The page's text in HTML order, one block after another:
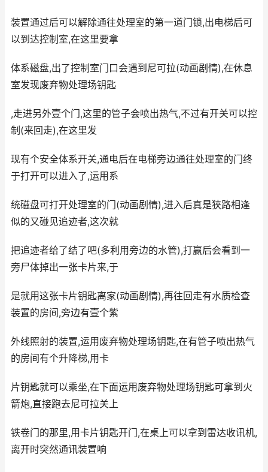
装置通过后可以解除通往处理室的第一道门锁,出电梯后可
以到达控制室,在这里要拿
体系磁盘,出了控制室门口会遇到尼可拉(动画剧情),在休息
室发现废弃物处理场钥匙
,走进另外壹个门,这里的管子会喷出热气,不过有开关可以控
制(来回走),在这里发
现有个安全体系开关,通电后在电梯旁边通往处理室的门终
于打开可以进入了,运用系
统磁盘可打开处理室的门(动画剧情),进入后真是狭路相逢
似的又碰见追迹者,这次就
把追迹者给了结了吧(多利用旁边的水管),打赢后会看到一
旁尸体掉出一张卡片来,于
是就用这张卡片钥匙离家(动画剧情),再往回走有水质检查
装置的房间,旁边有壹个紫
外线照射的装置,运用废弃物处理场钥匙,在有管子喷出热气
的房间有个升降梯,用卡
片钥匙就可以乘坐,在下面运用废弃物处理场钥匙可拿到火
箭炮,直接跑去尼可拉关上
铁卷门的那里,用卡片钥匙开门,在桌上可以拿到雷达收讯机,
离开时突然通讯装置响